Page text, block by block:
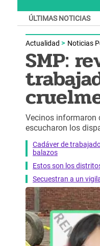
ÚLTIMAS NOTICIAS
Actualidad Noticias
SMP:
Vecinos informaron
escucharon los
Cadáver de
balazos
Estos son los
Secuestran a un